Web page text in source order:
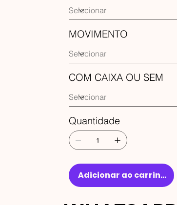
MOVIMENTO
COM CAIXA OU SEM
Quantidade
Adicionar ao carrinho